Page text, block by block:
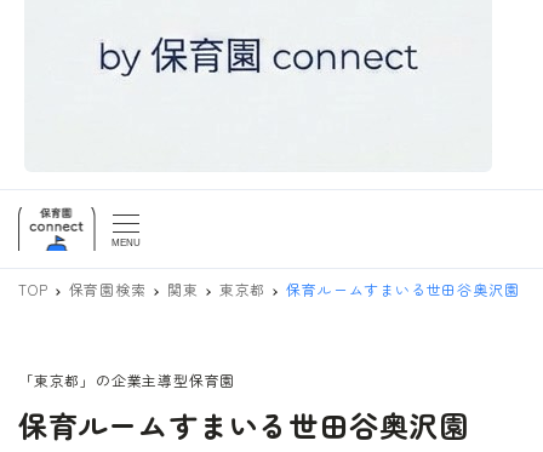
MENU
TOP 保育園検索 関東 東京都 保育ルームすまいる世田谷奥沢園
「東京都」の企業主導型保育園
保育ルームすまいる世田谷奥沢園